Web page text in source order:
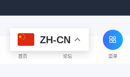
首页 论坛 菜单
ZH-CN